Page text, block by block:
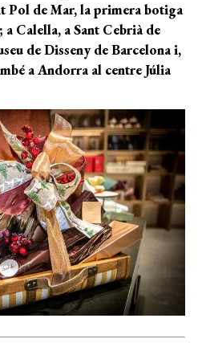
Pol de Mar, la primera botiga
a Calella, a Sant Cebrià de
de Disseny de Barcelona i,
a Andorra al centre Júlia